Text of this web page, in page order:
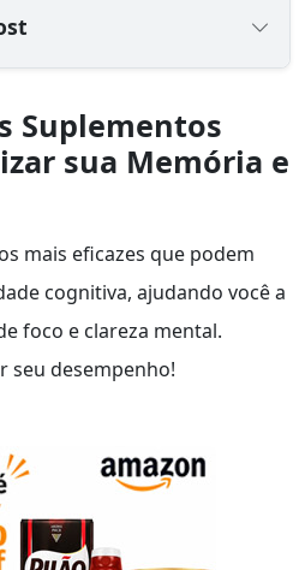
Suplementos
sua Memória e
mais eficazes que podem
cognitiva, ajudando você a
foco e clareza mental.
seu desempenho!